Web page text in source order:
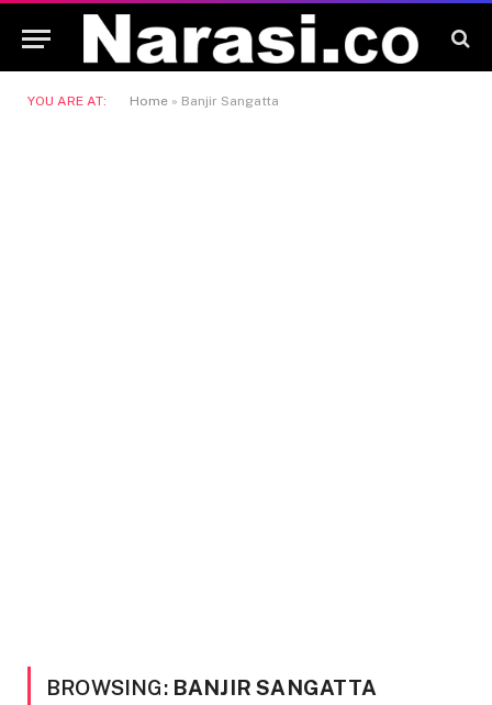
YOU ARE AT: Home » Banjir Sangatta
BROWSING: BANJIR SANGATTA